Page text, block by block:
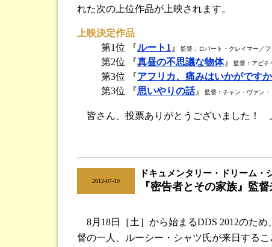
れた次の上位作品が上映されます。
上映決定作品
第1位 『ルート1 』 監督：ロバート・クレイマー／フ
第2位 『真昼の不思議な物体』 監督：アピチ
第3位 『アフリカ、痛みはいかがです
第3位 『思いやりの話』 監督：チャン・ヴァン
皆さん、投票ありがとうございました！
2012-07-10
ドキュメンタリー・ドリーム
『密告者とその家族』監督
8月18日［土］から始まるDDS 2012のた
督の一人、ルーシー・シャツ氏が来日する